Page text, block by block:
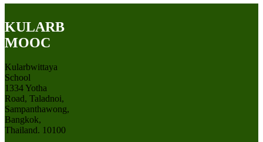
KULARB
MOOC
Kularbwittaya
School
1334 Yotha
Road, Taladnoi,
Sampanthawong,
Bangkok,
Thailand. 10100